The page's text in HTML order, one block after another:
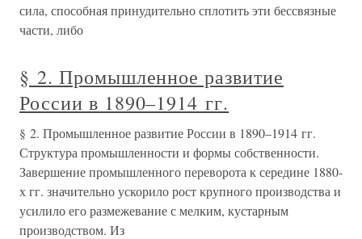
сила, способная принудительно сплотить эти бессвязные
части, либо
§ 2. Промышленное развитие
России в 1890–1914 гг.
§ 2. Промышленное развитие России в 1890–1914 гг.
Структура промышленности и формы собственности.
Завершение промышленного переворота к середине 1880-
х гг. значительно ускорило рост крупного производства и
усилило его размежевание с мелким, кустарным
производством. Из